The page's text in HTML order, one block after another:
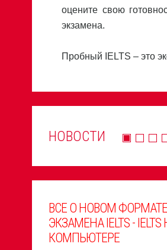
оцените свою
экзамена.
Пробный IELTS – это
НОВОСТИ
ВСЕ О НОВОМ ФОРМАТЕ
ЭКЗАМЕНА IELTS - IELTS
КОМПЬЮТЕРЕ